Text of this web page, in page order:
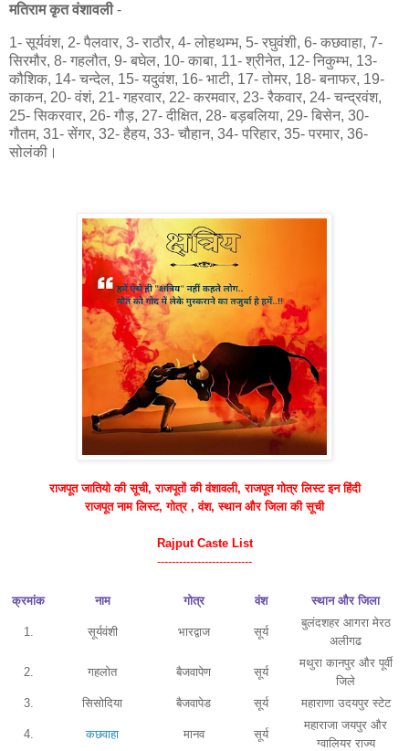
मतिराम कृत वंशावली-
1- सूर्यवंश, 2- पैलवार, 3- राठौर, 4- लोहथम्भ, 5- रघुवंशी, 6- कछवाहा, 7-
सिरमौर, 8- गहलौत, 9- बघेल, 10- काबा, 11- श्रीनेत, 12- निकुम्भ, 13-
कौशिक, 14- चन्देल, 15- यदुवंश, 16- भाटी, 17- तोमर, 18- बनाफर, 19-
काकन, 20- वंशं, 21- गहरवार, 22- करमवार, 23- रैकवार, 24- चन्द्रवंश,
25- सिकरवार, 26- गौड़, 27- दीक्षित, 28- बड़बलिया, 29- बिसेन, 30-
गौतम, 31- सेंगर, 32- हैहय, 33- चौहान, 34- परिहार, 35- परमार, 36-
सोलंकी।
राजपूत जातियो की सूची, राजपूतों की वंशावली, राजपूत गोत्र लिस्ट इन हिंदी
राजपूत नामलिस्ट, गोत्र , वंश, स्थान और जिला की सूची
Rajput Caste List
--------------------------
क्रमांक नाम गोत्र वंश स्थान और जिला
1. सूर्यवंशी भारद्वाज सूर्य
बुलंदशहर आगरा मेरठ
अलीगढ
2. गहलोत बैजवापेण सूर्य
मथुरा कानपुर और पूर्वी
जिले
3.
सिसोदिया बैजवापेड सूर्य महाराणा उदयपुर स्टेट
4. कछवाहा मानव सूर्य
महाराजा जयपुर और
ग्वालियर राज्य